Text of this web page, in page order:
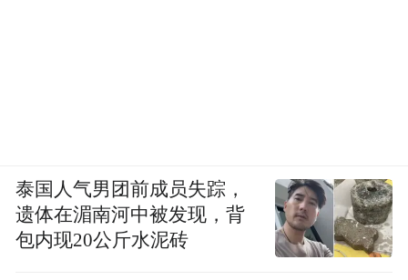
泰国人气男团前成员失踪，
遗体在湄南河中被发现，背
包内现20公斤水泥砖